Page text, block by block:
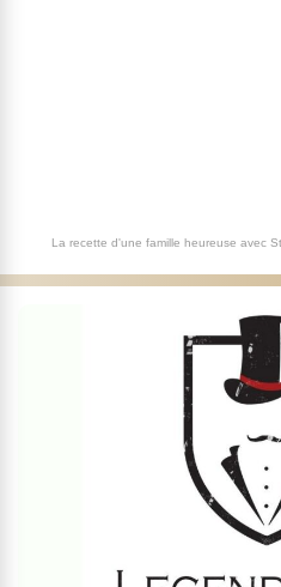
La recette d'une famille heureuse avec